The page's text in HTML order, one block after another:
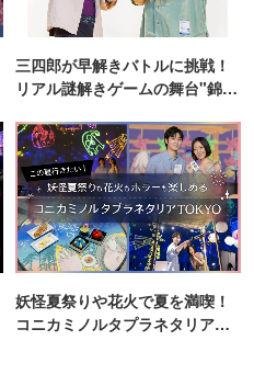
三四郎が早解きバトルに挑戦！
リアル謎解きゲームの舞台"錦糸
妖怪夏祭りや花火で夏を満喫！
コニカミノルタプラネタリア